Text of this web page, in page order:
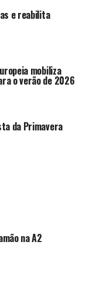
e reabilita
mobiliza
o verão de 2026
da Primavera
na A2